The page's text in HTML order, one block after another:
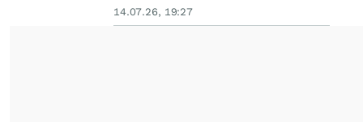
14.07.26, 19:27